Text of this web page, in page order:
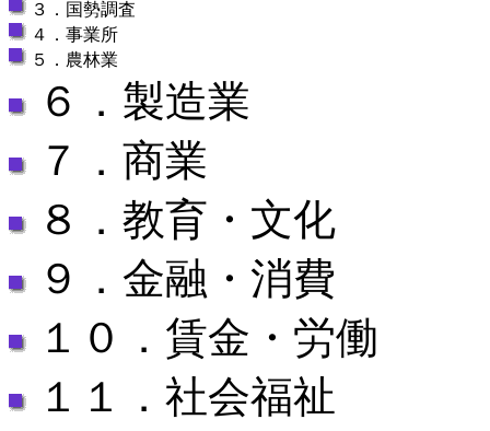
３．国勢調査
４．事業所
５．農林業
６．製造業
７．商業
８．教育・文化
９．金融・消費
１０．賃金・労働
１１．社会福祉